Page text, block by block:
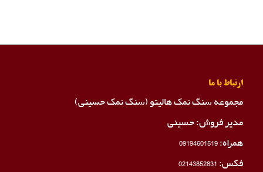
ارتباط با ما
مجموعه سنگ نمک هالیتو (سنگ نمک حسینی)
مدیر فروش: حسینی
همراه:09194601519
فکس:02143852831